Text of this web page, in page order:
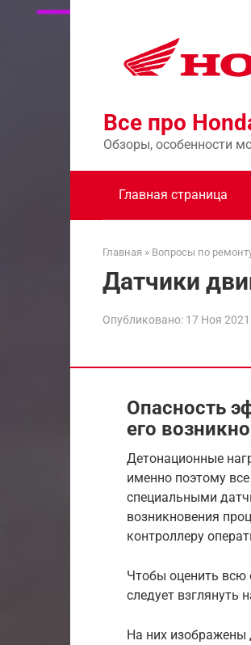
Перейти
Все про
Обзоры, особенности
Главная страница
Главная » Вопросы по
Датчики
Опубликовано: 17 Ноя 2021
Опасность
его
Детонационные
именно поэтому
специальными
возникновения
контроллеру
Чтобы оценить всю
следует взглянуть
На них изображены